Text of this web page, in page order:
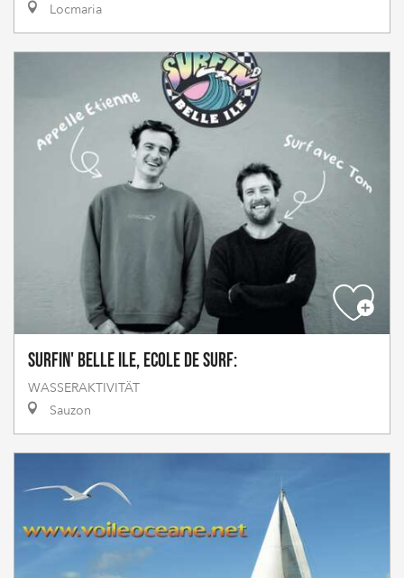
Locmaria
Surfin' Belle Ile, Ecole de surf:
WASSERAKTIVITÄT
Sauzon